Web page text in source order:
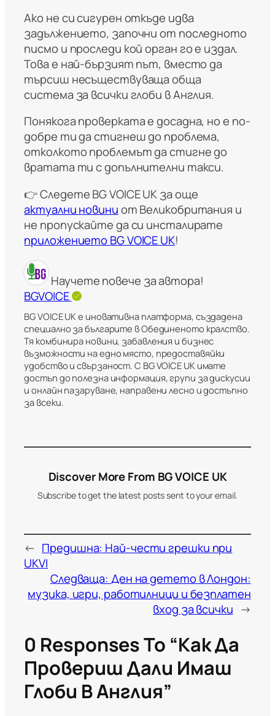
Ако не си сигурен откъде идва
задължението, започни от последното
писмо и проследи кой орган го е издал.
Това е най-бързият път, вместо да
търсиш несъществуваща обща
система за всички глоби в Англия.
Понякога проверката е досадна, но е по-
добре ти да стигнеш до проблема,
отколкото проблемът да стигне до
вратата ти с допълнителни такси.
👉 Следете BG VOICE UK за още
актуални новиниот Великобритания и
не пропускайте да си инсталирате
приложението BG VOICE UK!
Научете повече за автора!
BGVOICE
BG VOICE UK е иновативна платформа, създадена
специално за българите в Обединеното кралство.
Тя комбинира новини, забавления и бизнес
възможности на едно място, предоставяйки
удобство и свързаност. С BG VOICE UK имате
достъп до полезна информация, групи за дискусии
и онлайн пазаруване, направени лесно и достъпно
за всеки.
Discover More From BG VOICE UK
Subscribe to get the latest posts sent to your email.
← Предишна: Най-чести грешки при
UKVI
Следваща: Ден на детето в Лондон:
музика, игри, работилници и безплатен
вход за всички →
0 Responses To “Как Да
Провериш Дали Имаш
Глоби В Англия”